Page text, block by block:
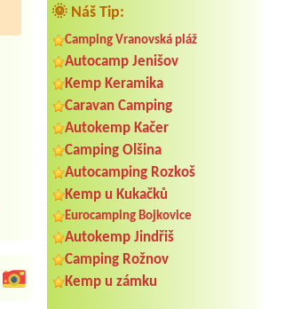
🌞 Náš Tip:
Camping Vranovská pláž
Autocamp Jenišov
Kemp Keramika
Caravan Camping
Autokemp Kačer
Camping Olšina
Autocamping Rozkoš
Kemp u Kukačků
Eurocamping Bojkovice
Autokemp Jindřiš
Camping Rožnov
Kemp u zámku